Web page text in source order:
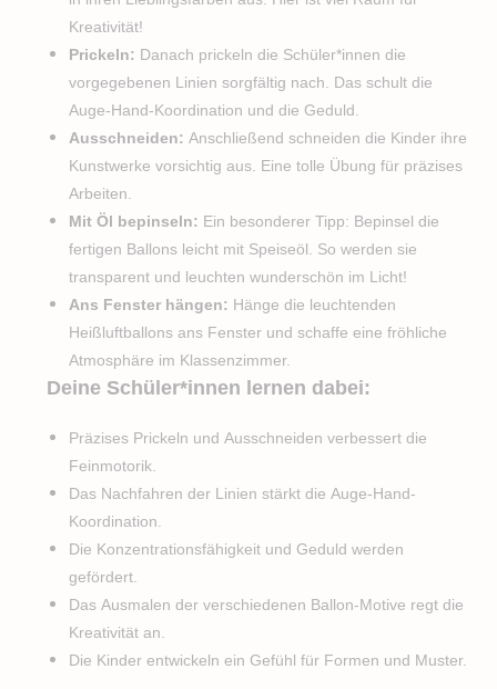
Kreativität!
Prickeln: Danach prickeln die Schüler*innen die
vorgegebenen Linien sorgfältig nach. Das schult die
Auge-Hand-Koordination und die Geduld.
Ausschneiden: Anschließend schneiden die Kinder ihre
Kunstwerke vorsichtig aus. Eine tolle Übung für präzises
Arbeiten.
Mit Öl bepinseln: Ein besonderer Tipp: Bepinsel die
fertigen Ballons leicht mit Speiseöl. So werden sie
transparent und leuchten wunderschön im Licht!
Ans Fenster hängen: Hänge die leuchtenden
Heißluftballons ans Fenster und schaffe eine fröhliche
Atmosphäre im Klassenzimmer.
Deine Schüler*innen lernen dabei:
Präzises Prickeln und Ausschneiden verbessert die
Feinmotorik.
Das Nachfahren der Linien stärkt die Auge-Hand-
Koordination.
Die Konzentrationsfähigkeit und Geduld werden
gefördert.
Das Ausmalen der verschiedenen Ballon-Motive regt die
Kreativität an.
Die Kinder entwickeln ein Gefühl für Formen und Muster.